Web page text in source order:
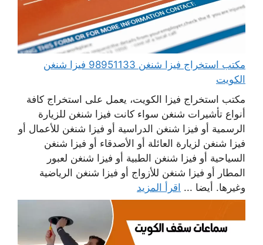
مكتب استخراج فيزا شنغن 98951133 فيزا شنغن
الكويت
مكتب استخراج فيزا الكويت، يعمل على استخراج كافة
أنواع تأشيرات شنغن سواء كانت فيزا شنغن للزيارة
الرسمية أو فيزا شنغن الدراسية أو فيزا شنغن للأعمال أو
فيزا شنغن لزيارة العائلة أو الأصدقاء أو فيزا شنغن
السياحية أو فيزا شنغن الطبية أو فيزا شنغن لعبور
المطار أو فيزا شنغن للأزواج أو فيزا شنغن الرياضية
وغيرها. أيضا ... اقرأ المزيد